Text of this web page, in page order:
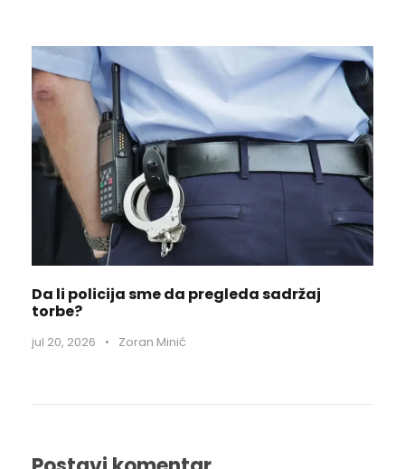
Da li policija sme da pregleda sadržaj
torbe?
jul 20, 2026 • Zoran Minić